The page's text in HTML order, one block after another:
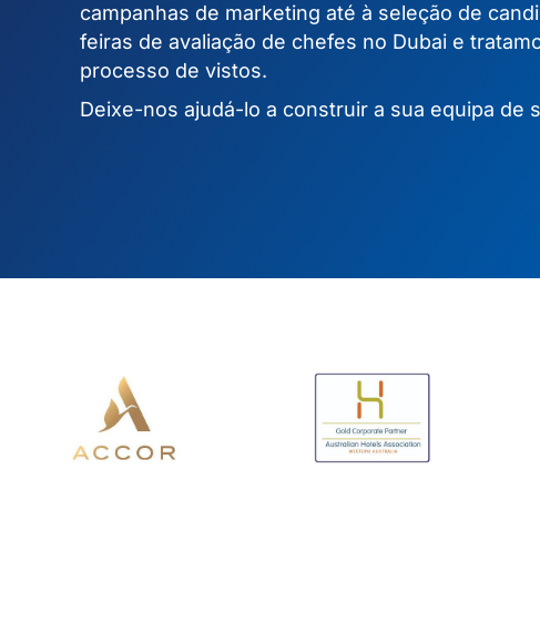
campanhas de marketing até à seleção de
feiras de avaliação de chefes no Dubai e
processo de vistos.
Deixe-nos ajudá-lo a construir a sua equipa de